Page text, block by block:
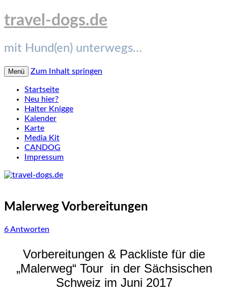
travel-dogs.de
mit Hund(en) unterwegs…
Menü Zum Inhalt springen
Startseite
Neu hier?
Halter Knigge
Kalender
Karte
Media Kit
CANDOG
Impressum
Malerweg Vorbereitungen
6 Antworten
Vorbereitungen & Packliste für die
„Malerweg“ Tour in der Sächsischen
Schweiz im Juni 2017